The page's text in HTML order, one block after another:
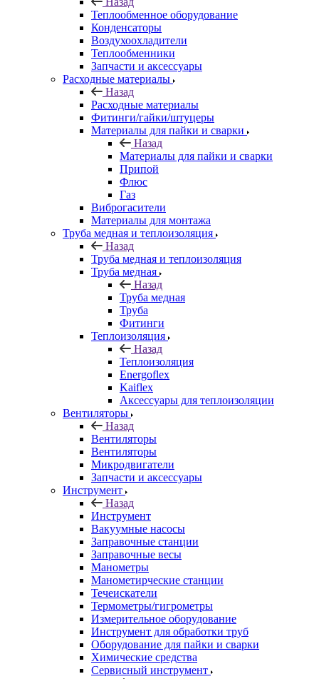
Теплообменное оборудование
Конденсаторы
Воздухоохладители
Теплообменники
Запчасти и аксессуары
Расходные материалы
Назад
Расходные материалы
Фитинги/гайки/штуцеры
Материалы для пайки и сварки
Назад
Материалы для пайки и сварки
Припой
Флюс
Газ
Виброгасители
Материалы для монтажа
Труба медная и теплоизоляция
Назад
Труба медная и теплоизоляция
Труба медная
Назад
Труба медная
Труба
Фитинги
Теплоизоляция
Назад
Теплоизоляция
Energoflex
Kaiflex
Аксессуары для теплоизоляции
Вентиляторы
Назад
Вентиляторы
Вентиляторы
Микродвигатели
Запчасти и аксессуары
Инструмент
Назад
Инструмент
Вакуумные насосы
Заправочные станции
Заправочные весы
Манометры
Манометирческие станции
Течеискатели
Термометры/гигрометры
Измерительное оборудование
Инструмент для обработки труб
Оборудование для пайки и сварки
Химические средства
Сервисный инструмент